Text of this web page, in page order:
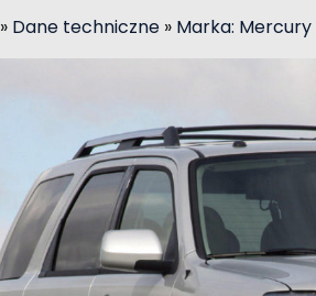
» Dane techniczne » Marka: Mercury